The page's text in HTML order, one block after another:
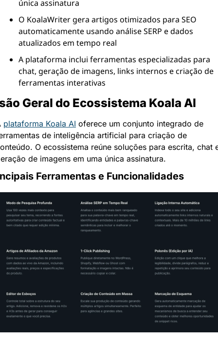
única assinatura
O KoalaWriter gera artigos otimizados para SEO
automaticamente usando análise SERP e dados
atualizados em tempo real
A plataforma inclui ferramentas especializadas para
chat, geração de imagens, links internos e criação de
ferramentas interativas
Geral do Ecossistema Koala AI
plataforma Koala AI oferece um conjunto integrado de
de inteligência artificial para criação de
O ecossistema reúne soluções para escrita, chat
de imagens em uma única assinatura.
Ferramentas e Funcionalidades